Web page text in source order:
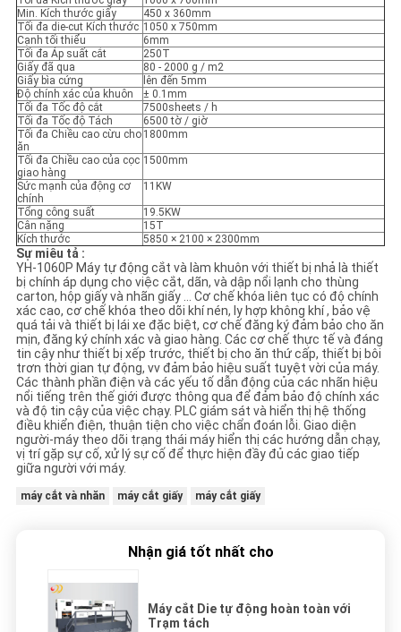
WEB
PRIVACY
POLICY
Min. Kích thước giấy
450 x 360mm
Tối đa die-cut Kích thước 1050 x 750mm
Cạnh tối thiểu
6mm
Tối đa Áp suất cắt
250T
Giấy đã qua
80 - 2000 g / m2
Giấy bìa cứng
lên đến 5mm
Độ chính xác của khuôn
± 0.1mm
Tối đa Tốc độ cắt
7500sheets / h
Tối đa Tốc độ Tách
6500 tờ / giờ
Tối đa Chiều cao cừu cho
ăn
1800mm
Tối đa Chiều cao của cọc
giao hàng
1500mm
Sức mạnh của động cơ
chính
11KW
Tổng công suất
19.5KW
Cân nặng
15T
Kích thước
5850 × 2100 × 2300mm
Sự miêu tả :
YH-1060P Máy tự động cắt và làm khuôn với thiết bị nhả là thiết
bị chính áp dụng cho việc cắt, dãn, và dập nổi lạnh cho thùng
carton, hộp giấy và nhãn giấy ... Cơ chế khóa liên tục có độ chính
xác cao, cơ chế khóa theo dõi khí nén, ly hợp không khí , bảo vệ
quá tải và thiết bị lái xe đặc biệt, cơ chế đăng ký đảm bảo cho ăn
mịn, đăng ký chính xác và giao hàng. Các cơ chế thực tế và đáng
tin cậy như thiết bị xếp trước, thiết bị cho ăn thứ cấp, thiết bị bôi
trơn thời gian tự động, vv đảm bảo hiệu suất tuyệt vời của máy.
Các thành phần điện và các yếu tố dẫn động của các nhãn hiệu
nổi tiếng trên thế giới được thông qua để đảm bảo độ chính xác
và độ tin cậy của việc chạy. PLC giám sát và hiển thị hệ thống
điều khiển điện, thuận tiện cho việc chẩn đoán lỗi. Giao diện
người-máy theo dõi trạng thái máy hiển thị các hướng dẫn chạy,
vị trí gặp sự cố, xử lý sự cố để thực hiện đầy đủ các giao tiếp
giữa người với máy.
máy cắt và nhăn máy cắt giấy máy cắt giấy
Nhận giá tốt nhất cho
Máy cắt Die tự động hoàn toàn với
Trạm tách